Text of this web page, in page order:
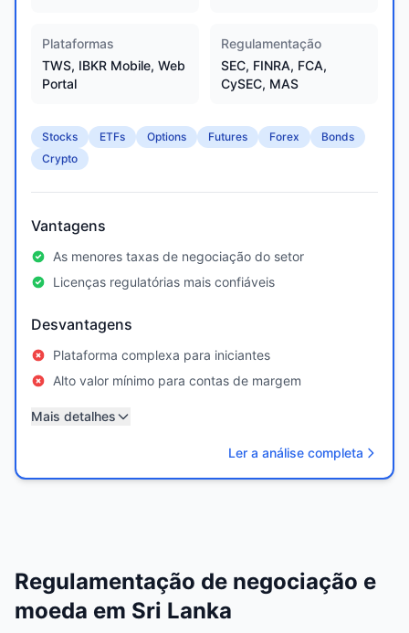
Plataformas
TWS, IBKR Mobile, Web
Portal
Regulamentação
SEC, FINRA, FCA,
CySEC, MAS
Stocks ETFs Options Futures Forex
Bonds
Crypto
Vantagens
As menores taxas de negociação do setor
Licenças regulatórias mais confiáveis
Desvantagens
Plataforma complexa para iniciantes
Alto valor mínimo para contas de margem
Mais detalhes
Ler a análise completa
Regulamentação de negociação e
moeda em Sri Lanka